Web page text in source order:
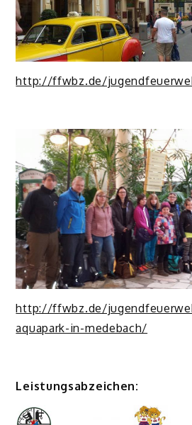
http://ffwbz.de/
http://ffwbz.de/
aquapark-in-medebach/
Leistungsabzeichen: